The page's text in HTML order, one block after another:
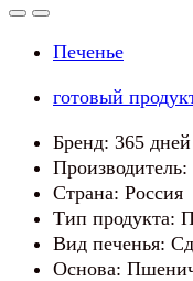
Печенье
Печенье
готовый
Бренд: 365 дней
Страна: Россия
Тип продукта:
Вид печенья:
Основа: